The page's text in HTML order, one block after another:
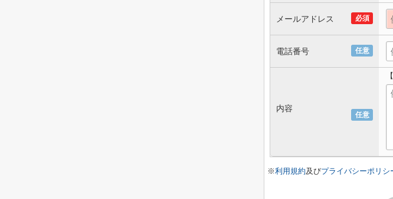
必須
メールアドレス
任意
電話番号
任意
内容
※利用規約及びプライバシーポリシ